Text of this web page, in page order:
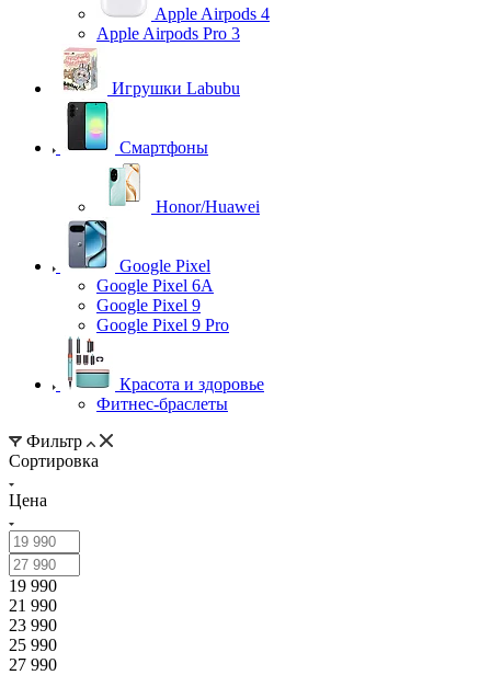
Apple Airpods 4
Apple Airpods Pro 3
Игрушки Labubu
Смартфоны
Honor/Huawei
Google Pixel
Google Pixel 6A
Google Pixel 9
Google Pixel 9 Pro
Красота и здоровье
Фитнес-браслеты
Фильтр
Сортировка
Цена
19 990
21 990
23 990
25 990
27 990